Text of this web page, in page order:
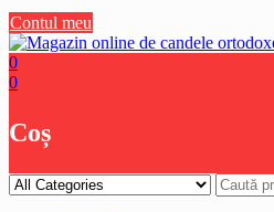
Contul meu
0
0
Coș